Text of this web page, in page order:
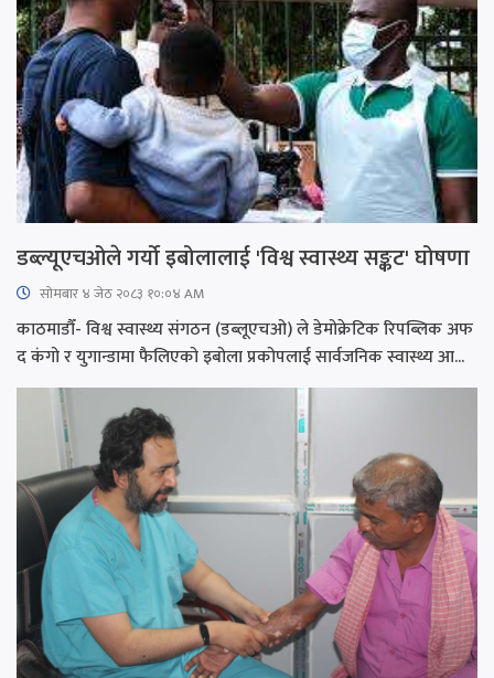
डब्ल्यूएचओले गर्यो इबोलालाई 'विश्व स्वास्थ्य सङ्कट' घोषणा
सोमबार ४ जेठ २०८३ १०:०४ AM
काठमाडौँ- विश्व स्वास्थ्य संगठन (डब्लूएचओ) ले डेमोक्रेटिक रिपब्लिक अफ
द कंगो र युगान्डामा फैलिएको इबोला प्रकोपलाई सार्वजनिक स्वास्थ्य आ...